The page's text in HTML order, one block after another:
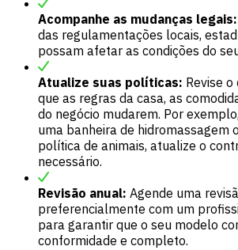
Acompanhe as mudanças legais:
das regulamentações locais,
possam afetar as condições do
Atualize suas políticas: Revise
que as regras da casa, as
do negócio mudarem. Por
uma banheira de hidromassagem
política de animais, atualize o
necessário.
Revisão anual: Agende uma
preferencialmente com um
para garantir que o seu modelo
conformidade e completo.